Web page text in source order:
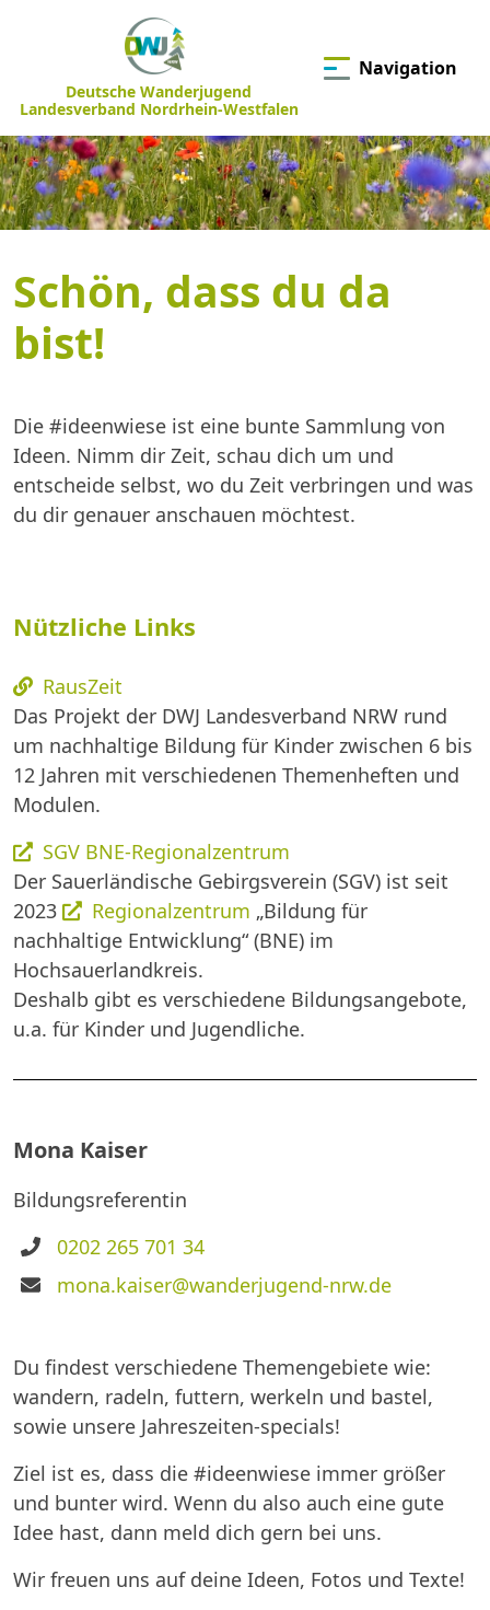
Deutsche Wanderjugend
Landesverband Nordrhein-Westfalen
Navigation
Schön, dass du da
bist!
Die #ideenwiese ist eine bunte Sammlung von
Ideen. Nimm dir Zeit, schau dich um und
entscheide selbst, wo du Zeit verbringen und was
du dir genauer anschauen möchtest.
Nützliche Links
RausZeit
Das Projekt der DWJ Landesverband NRW rund
um nachhaltige Bildung für Kinder zwischen 6 bis
12 Jahren mit verschiedenen Themenheften und
Modulen.
SGV BNE-Regionalzentrum
Der Sauerländische Gebirgsverein (SGV) ist seit
2023
Regionalzentrum „Bildung für
nachhaltige Entwicklung“ (BNE) im
Hochsauerlandkreis.
Deshalb gibt es verschiedene Bildungsangebote,
u.a. für Kinder und Jugendliche.
Mona Kaiser
Bildungsreferentin
Telefon
0202 265 701 34
E-
mona.kaiser@wanderjugend-nrw.de
Du findest verschiedene Themengebiete wie:
wandern, radeln, futtern, werkeln und bastel,
sowie unsere Jahreszeiten-specials!
Ziel ist es, dass die #ideenwiese immer größer
und bunter wird. Wenn du also auch eine gute
Idee hast, dann meld dich gern bei uns.
Wir freuen uns auf deine Ideen, Fotos und Texte!